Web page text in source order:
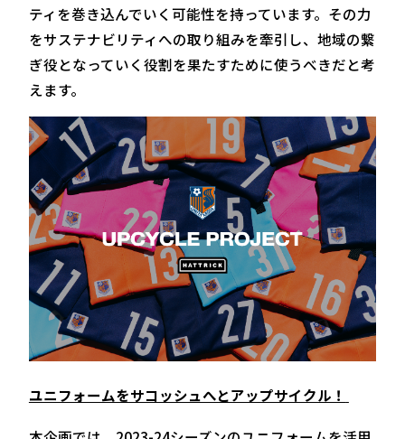
ティを巻き込んでいく可能性を持っています。その力
をサステナビリティへの取り組みを牽引し、地域の繋
ぎ役となっていく役割を果たすために使うべきだと考
えます。
ユニフォームをサコッシュへとアップサイクル！